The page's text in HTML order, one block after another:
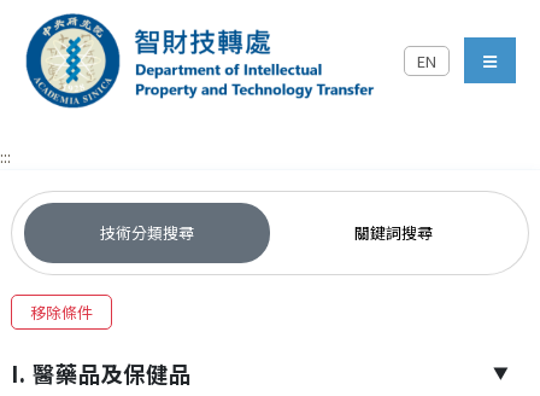
跳到主要內容區塊
中央研究院智財技轉處對
EN
menu
:::
技術分類搜尋 關鍵詞搜尋
移除條件
I. 醫藥品及保健品 ▼